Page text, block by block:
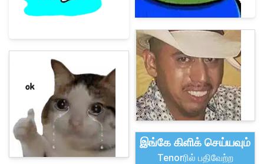
இங்கே கிளிக் செய்யவும்
Tenorரில் பதிவேற்ற